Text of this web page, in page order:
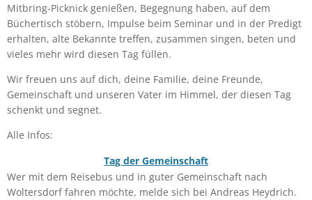
Mitbring-Picknick genießen, Begegnung haben, auf dem
Büchertisch stöbern, Impulse beim Seminar und in der Predigt
erhalten, alte Bekannte treffen, zusammen singen, beten und
vieles mehr wird diesen Tag füllen.
Wir freuen uns auf dich, deine Familie, deine Freunde,
Gemeinschaft und unseren Vater im Himmel, der diesen Tag
schenkt und segnet.
Alle Infos:
Tag der Gemeinschaft
Wer mit dem Reisebus und in guter Gemeinschaft nach
Woltersdorf fahren möchte, melde sich bei Andreas Heydrich.